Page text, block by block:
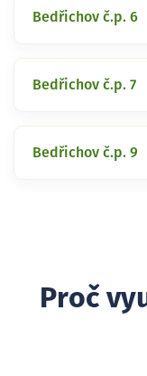
Bedřichov č.p. 6
Bedřichov č.p. 7
Bedřichov č.p. 9
Proč